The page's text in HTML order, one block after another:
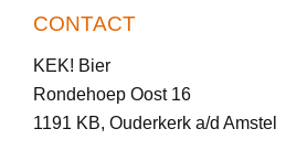
CONTACT
KEK! Bier
Rondehoep Oost 16
1191 KB, Ouderkerk a/d Amstel